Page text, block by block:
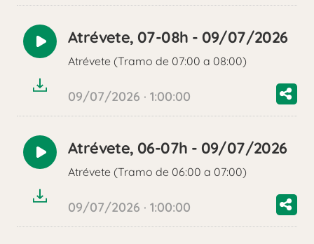
Reproducir
audio
Atrévete, 07-08h - 09/07/2026
Atrévete (Tramo de 07:00 a 08:00)
09/07/2026 · 1:00:00
Reproducir
audio
Atrévete, 06-07h - 09/07/2026
Atrévete (Tramo de 06:00 a 07:00)
09/07/2026 · 1:00:00